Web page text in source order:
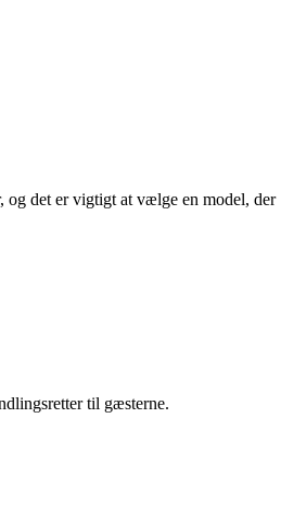
og det er vigtigt at vælge en model, der
til gæsterne.